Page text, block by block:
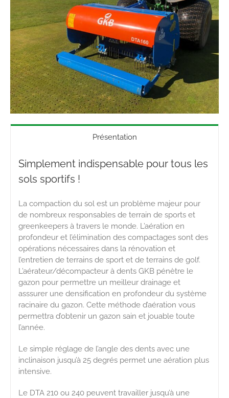
Présentation
Simplement indispensable pour tous les
sols sportifs !
La compaction du sol est un problème majeur pour
de nombreux responsables de terrain de sports et
greenkeepers à travers le monde. L’aération en
profondeur et l’élimination des compactages sont des
opérations nécessaires dans la rénovation et
l’entretien de terrains de sport et de terrains de golf.
L’aérateur/décompacteur à dents GKB pénètre le
gazon pour permettre un meilleur drainage et
asssurer une densification en profondeur du système
racinaire du gazon. Cette méthode d’aération vous
permettra d’obtenir un gazon sain et jouable toute
l’année.
Le simple réglage de l’angle des dents avec une
inclinaison jusqu’à 25 degrés permet une aération plus
intensive.
Le DTA 210 ou 240 peuvent travailler jusqu’à une